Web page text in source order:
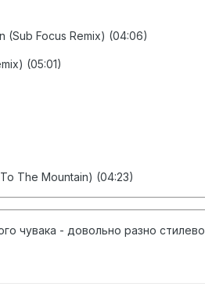
(Sub Focus Remix) (04:06)
(05:01)
To The Mountain) (04:23)
чувака - довольно разно